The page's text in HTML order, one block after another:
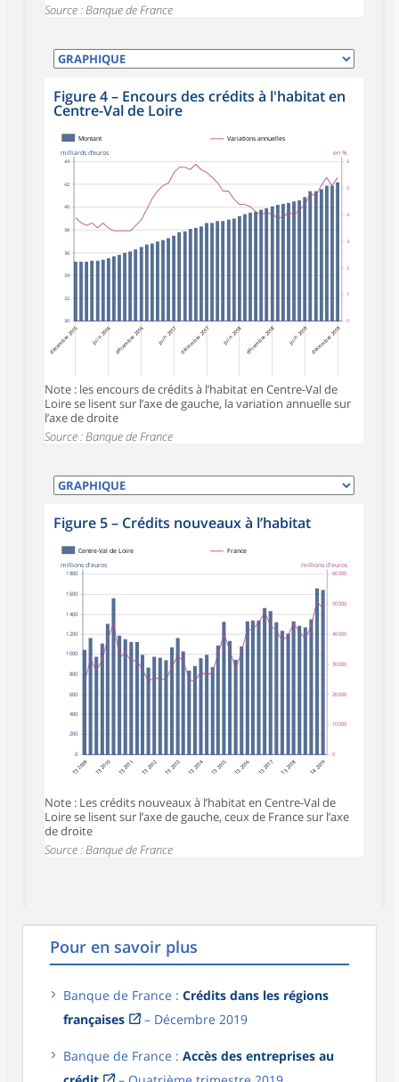
Source : Banque de France
Figure 4– Encours des crédits à l'habitat en
Centre-Val de Loire
30
32
34
36
38
40
42
44
0
1
2
3
4
5
6
milliards d’euros en %
décembre 2015 juin 2016 décembre 2016 juin 2017 décembre 2017 juin 2018 décembre 2018 juin 2019 décembre 2019
Montant Variations annuelles
Note : les encours de crédits à l’habitat en Centre-Val de
Loire se lisent sur l’axe de gauche, la variation annuelle sur
l’axe de droite
Source : Banque de France
Figure 5– Crédits nouveaux à l’habitat
0
200
400
600
800
1 000
1 200
1 400
1 600
1 800
0
10 000
20 000
30 000
40 000
50 000
60 000
millions d'euros millions d'euros
T3 2009 T3 2010 T3 2011 T3 2012 T3 2013 T3 2014 T3 2015 T3 2016 T3 2017 T3 2018 T4 2019
Centre-Val de Loire France
Note : Les crédits nouveaux à l’habitat en Centre-Val de
Loire se lisent sur l’axe de gauche, ceux de France sur l’axe
de droite
Source : Banque de France
Pour en savoir plus
Banque de France : Crédits dans les régions
françaises
– Décembre 2019
Banque de France : Accès des entreprises au